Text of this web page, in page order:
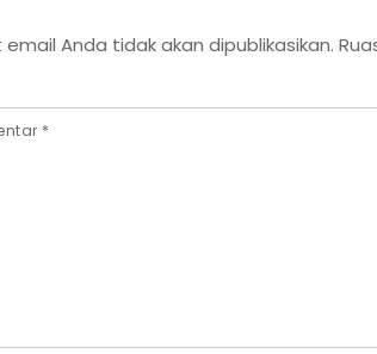
Anda tidak akan dipublikasikan.
*